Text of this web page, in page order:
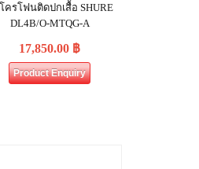
ครโฟนติดปกเสื้อ SHURE
DL4B/O-MTQG-A
17,850.00 ฿
Product Enquiry